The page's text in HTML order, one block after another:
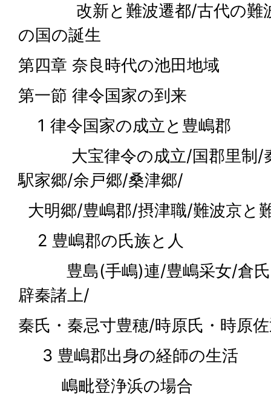
改新と難波遷都/古代の難波
の国の誕生
第四章 奈良時代の池田地域
第一節 律令国家の到来
1 律令国家の成立と豊嶋郡
大宝律令の成立/国郡里制/秦
駅家郷/余戸郷/桑津郷/
大明郷/豊嶋郡/摂津職/難波京と
2 豊嶋郡の氏族と人
豊島(手嶋)連/豊嶋采女/倉氏
辟秦諸上/
秦氏・秦忌寸豊穂/時原氏・時原
3 豊嶋郡出身の経師の生活
嶋毗登浄浜の場合